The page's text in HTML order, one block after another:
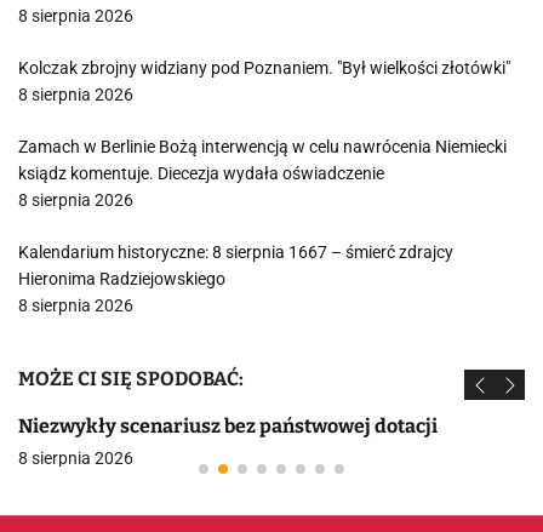
8 sierpnia 2026
Kolczak zbrojny widziany pod Poznaniem. "Był wielkości złotówki"
8 sierpnia 2026
Zamach w Berlinie Bożą interwencją w celu nawrócenia Niemiecki
ksiądz komentuje. Diecezja wydała oświadczenie
8 sierpnia 2026
Kalendarium historyczne: 8 sierpnia 1667 – śmierć zdrajcy
Hieronima Radziejowskiego
8 sierpnia 2026
MOŻE CI SIĘ SPODOBAĆ:
Niezwykły scenariusz bez państwowej dotacji
8 sierpnia 2026